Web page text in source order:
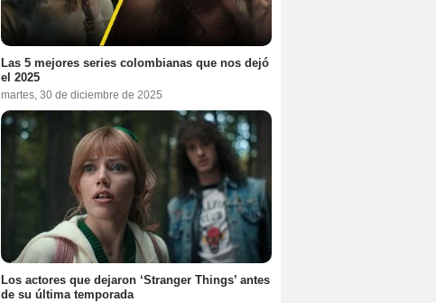
Las 5 mejores series colombianas que nos dejó
el 2025
martes, 30 de diciembre de 2025
Los actores que dejaron ‘Stranger Things’ antes
de su última temporada